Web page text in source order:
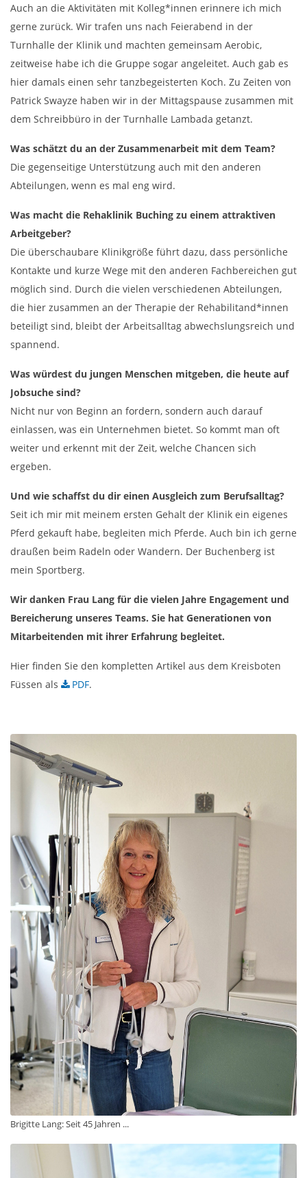
Auch an die Aktivitäten mit Kolleg*innen erinnere ich mich
gerne zurück. Wir trafen uns nach Feierabend in der
Turnhalle der Klinik und machten gemeinsam Aerobic,
zeitweise habe ich die Gruppe sogar angeleitet. Auch gab es
hier damals einen sehr tanzbegeisterten Koch. Zu Zeiten von
Patrick Swayze haben wir in der Mittagspause zusammen mit
dem Schreibbüro in der Turnhalle Lambada getanzt.
Was schätzt du an der Zusammenarbeit mit dem Team?
Die gegenseitige Unterstützung auch mit den anderen
Abteilungen, wenn es mal eng wird.
Was macht die Rehaklinik Buching zu einem attraktiven
Arbeitgeber?
Die überschaubare Klinikgröße führt dazu, dass persönliche
Kontakte und kurze Wege mit den anderen Fachbereichen gut
möglich sind. Durch die vielen verschiedenen Abteilungen,
die hier zusammen an der Therapie der Rehabilitand*innen
beteiligt sind, bleibt der Arbeitsalltag abwechslungsreich und
spannend.
Was würdest du jungen Menschen mitgeben, die heute auf
Jobsuche sind?
Nicht nur von Beginn an fordern, sondern auch darauf
einlassen, was ein Unternehmen bietet. So kommt man oft
weiter und erkennt mit der Zeit, welche Chancen sich
ergeben.
Und wie schaffst du dir einen Ausgleich zum Berufsalltag?
Seit ich mir mit meinem ersten Gehalt der Klinik ein eigenes
Pferd gekauft habe, begleiten mich Pferde. Auch bin ich gerne
draußen beim Radeln oder Wandern. Der Buchenberg ist
mein Sportberg.
Wir danken Frau Lang für die vielen Jahre Engagement und
Bereicherung unseres Teams. Sie hat Generationen von
Mitarbeitenden mit ihrer Erfahrung begleitet.
Hier finden Sie den kompletten Artikel aus dem Kreisboten
Füssen als
PDF.
Brigitte Lang: Seit 45 Jahren ...